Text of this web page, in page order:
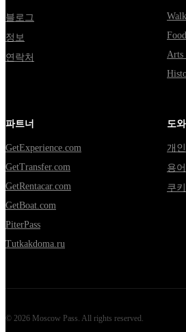
블로그
정보
연락처
Arts
파트너
GetExperience.com
GetTransfer.com
GetRentacar.com
GetBoat.com
PiterPass
Tutkakdoma.ru
도
개
용어
쿠
© 2026 Moscow Pass. All rights reserved.